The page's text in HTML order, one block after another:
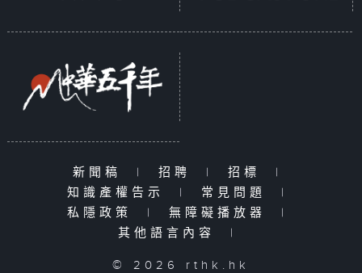
新聞稿 | 招聘 | 招標
|
知識產權告示
| 常見問題
|
私隱政策
| 無障礙播放器
|
其他語言內容
|
© 2026 rthk.hk